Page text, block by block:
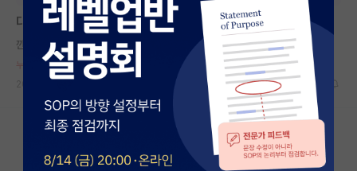
연구실&오픈랩
커뮤니티
커뮤니티 홈
전체글보기
베스트 게시판
대부분의 대학원생은 9to9 해야함
깐깐한 코페르니쿠스
누적 신고가 50개 이상인 사용자입니다.